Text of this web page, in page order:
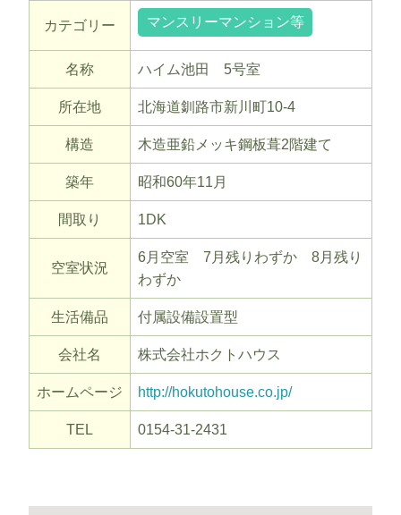
カテゴリー マンスリーマンション等
名称 ハイム池田 5号室
所在地 北海道釧路市新川町10-4
構造 木造亜鉛メッキ鋼板葺2階建て
築年 昭和60年11月
間取り 1DK
空室状況
6月空室 7月残りわずか 8月残り
わずか
生活備品 付属設備設置型
会社名 株式会社ホクトハウス
ホームページ http://hokutohouse.co.jp/
TEL 0154-31-2431